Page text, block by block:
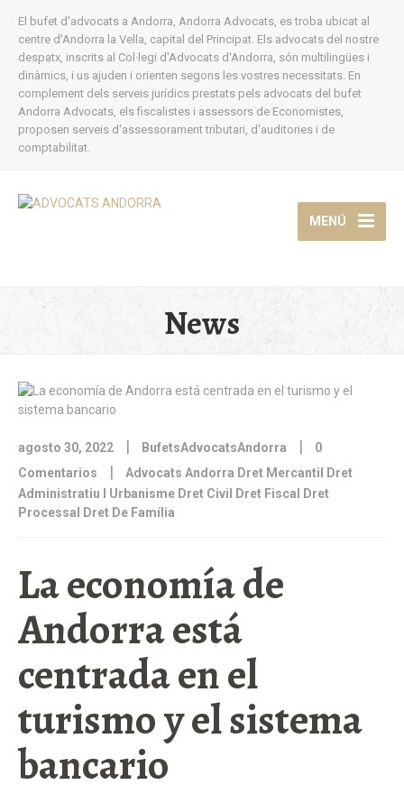
El bufet d'advocats a Andorra, Andorra Advocats, es troba ubicat al
centre d'Andorra la Vella, capital del Principat. Els advocats del nostre
despatx, inscrits al Col·legi d'Advocats d'Andorra, són multilingües i
dinàmics, i us ajuden i orienten segons les vostres necessitats. En
complement dels serveis jurídics prestats pels advocats del bufet
Andorra Advocats, els fiscalistes i assessors de Economistes,
proposen serveis d'assessorament tributari, d'auditories i de
comptabilitat.
MENÚ
News
agosto 30, 2022 | BufetsAdvocatsAndorra |
0
Comentarios
|
Advocats Andorra Dret Mercantil Dret
Administratiu I Urbanisme Dret Civil Dret Fiscal Dret
Processal Dret De Família
La economía de
Andorra está
centrada en el
turismo y el sistema
bancario